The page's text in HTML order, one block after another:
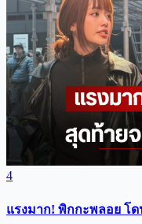
4
แรงมาก! พิกกะพลอย โด